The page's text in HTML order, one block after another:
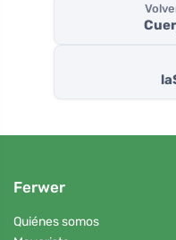
Ferwer
Quiénes somos